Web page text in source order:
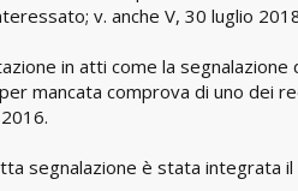
v. anche V, 30 luglio
in atti come la segnalazione
mancata comprova di uno dei
segnalazione è stata integrata